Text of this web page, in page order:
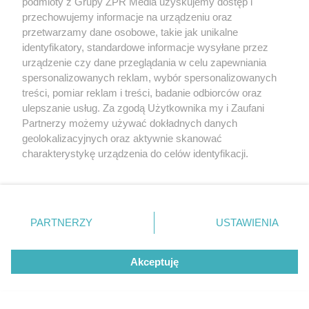
słoweński pomocnik?
Poznaniu. Znamy konkretne ceny z
przechowujemy informacje na urządzeniu oraz
przetwarzamy dane osobowe, takie jak unikalne
identyfikatory, standardowe informacje wysyłane przez
urządzenie czy dane przeglądania w celu zapewniania
spersonalizowanych reklam, wybór spersonalizowanych
treści, pomiar reklam i treści, badanie odbiorców oraz
ulepszanie usług. Za zgodą Użytkownika my i Zaufani
Partnerzy możemy używać dokładnych danych
geolokalizacyjnych oraz aktywnie skanować
charakterystykę urządzenia do celów identyfikacji.
zmienić/wycofać klikając przycisk ustawień prywatności
znajdujący się w lewym dolnym rogu strony
rodzaje przetwarzania danych nie wymagają zgody
użytkownika, ale masz prawo sprzeciwić się takiemu
przetwarzaniu. Preferencje będą miały zastosowanie tylko
PARTNERZY USTAWIENIA
Akceptuję